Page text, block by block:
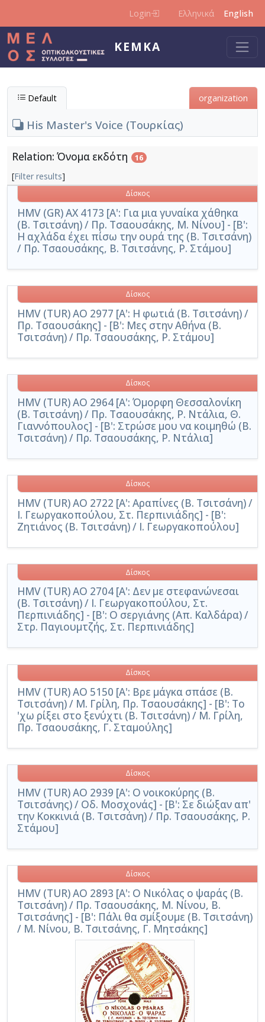
Login Ελληνικά English
KEMKA
Default organization
His Master's Voice (Τουρκίας)
Relation: Όνομα εκδότη 16
[Filter results]
HMV (GR) AX 4173 [Α': Για μια γυναίκα χάθηκα
(Β. Τσιτσάνη) / Πρ. Τσαουσάκης, Μ. Νίνου] - [Β':
Η αχλάδα έχει πίσω την ουρά της (Β. Τσιτσάνη)
/ Πρ. Τσαουσάκης, Β. Τσιτσάνης, Ρ. Στάμου]
Δίσκος
HMV (TUR) AO 2977 [Α': Η φωτιά (Β. Τσιτσάνη) /
Πρ. Τσαουσάκης] - [Β': Μες στην Αθήνα (Β.
Τσιτσάνη) / Πρ. Τσαουσάκης, Ρ. Στάμου]
Δίσκος
HMV (TUR) AO 2964 [Α': Όμορφη Θεσσαλονίκη
(Β. Τσιτσάνη) / Πρ. Τσαουσάκης, Ρ. Ντάλια, Θ.
Γιαννόπουλος] - [Β': Στρώσε μου να κοιμηθώ (Β.
Τσιτσάνη) / Πρ. Τσαουσάκης, Ρ. Ντάλια]
Δίσκος
HMV (TUR) AO 2722 [Α': Αραπίνες (Β. Τσιτσάνη) /
Ι. Γεωργακοπούλου, Στ. Περπινιάδης] - [Β':
Ζητιάνος (Β. Τσιτσάνη) / Ι. Γεωργακοπούλου]
Δίσκος
HMV (TUR) AO 2704 [Α': Δεν με στεφανώνεσαι
(Β. Τσιτσάνη) / Ι. Γεωργακοπούλου, Στ.
Περπινιάδης] - [Β': Ο σεργιάνης (Απ. Καλδάρα) /
Στρ. Παγιουμτζής, Στ. Περπινιάδης]
Δίσκος
HMV (TUR) AO 5150 [Α': Βρε μάγκα σπάσε (Β.
Τσιτσάνη) / Μ. Γρίλη, Πρ. Τσαουσάκης] - [Β': Το
'χω ρίξει στο ξενύχτι (Β. Τσιτσάνη) / Μ. Γρίλη,
Πρ. Τσαουσάκης, Γ. Σταμούλης]
Δίσκος
HMV (TUR) AO 2939 [Α': Ο νοικοκύρης (Β.
Τσιτσάνης) / Οδ. Μοσχονάς] - [Β': Σε διώξαν απ'
την Κοκκινιά (Β. Τσιτσάνη) / Πρ. Τσαουσάκης, Ρ.
Στάμου]
Δίσκος
HMV (TUR) AO 2893 [Α': Ο Νικόλας ο ψαράς (Β.
Τσιτσάνη) / Πρ. Τσαουσάκης, Μ. Νίνου, Β.
Τσιτσάνης] - [Β': Πάλι θα σμίξουμε (Β. Τσιτσάνη)
/ Μ. Νίνου, Β. Τσιτσάνης, Γ. Μητσάκης]
Δίσκος